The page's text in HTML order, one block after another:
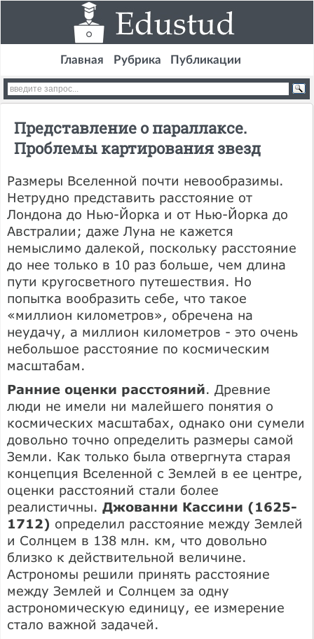
Главная Рубрика Публикации
Представление о параллаксе.
Проблемы картирования звезд
Размеры Вселенной почти невообразимы.
Нетрудно представить расстояние от
Лондона до Нью-Йорка и от Нью-Йорка до
Австралии; даже Луна не кажется
немыслимо далекой, поскольку расстояние
до нее только в 10 раз больше, чем длина
пути кругосветного путешествия. Но
попытка вообразить себе, что такое
«миллион километров», обречена на
неудачу, а миллион километров - это очень
небольшое расстояние по космическим
масштабам.
Ранние оценки расстояний. Древние
люди не имели ни малейшего понятия о
космических масштабах, однако они сумели
довольно точно определить размеры самой
Земли. Как только была отвергнута старая
концепция Вселенной с Землей в ее центре,
оценки расстояний стали более
реалистичны. Джованни Кассини (1625-
1712) определил расстояние между Землей
и Солнцем в 138 млн. км, что довольно
близко к действительной величине.
Астрономы решили принять расстояние
между Землей и Солнцем за одну
астрономическую единицу, ее измерение
стало важной задачей.